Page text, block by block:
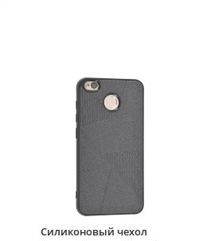
Силиконовый чехол